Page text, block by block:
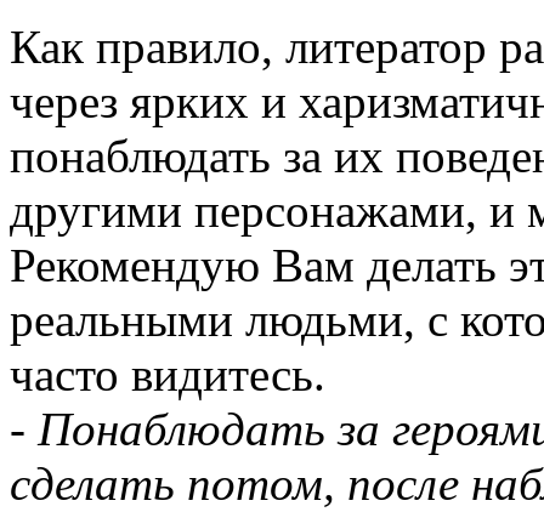
Как правило, литератор
через ярких и
понаблюдать за их
другими персонажами, и
Рекомендую Вам делать
реальными людьми, с
часто видитесь.
- Понаблюдать за
сделать потом, после